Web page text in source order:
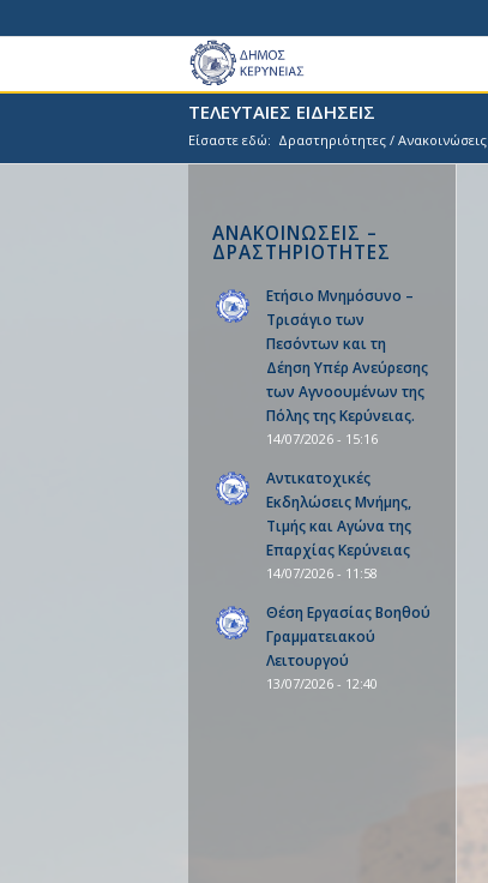
ΤΕΛΕΥΤΑΙΕΣ ΕΙΔΗΣΕΙΣ
Είσαστε εδώ: Δραστηριότητες / Ανακοινώσεις
ΑΝΑΚΟΙΝΩΣΕΙΣ –
ΔΡΑΣΤΗΡΙΟΤΗΤΕΣ
Ετήσιο Μνημόσυνο –
Τρισάγιο των
Πεσόντων και τη
Δέηση Υπέρ Ανεύρεσης
των Αγνοουμένων της
Πόλης της Κερύνειας.
14/07/2026 - 15:16
Αντικατοχικές
Εκδηλώσεις Μνήμης,
Τιμής και Αγώνα της
Επαρχίας Κερύνειας
14/07/2026 - 11:58
Θέση Εργασίας Βοηθού
Γραμματειακού
Λειτουργού
13/07/2026 - 12:40